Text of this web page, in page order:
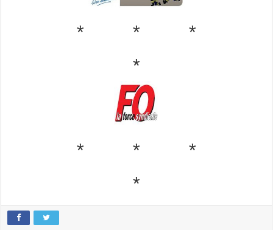
* * *
*
* * *
*